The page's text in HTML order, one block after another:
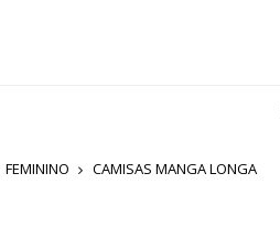
Home
FEMININO CAMISAS MANGA LONGA